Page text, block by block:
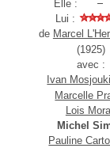
Elle :
Lui :
de Marcel
(1925)
avec :
Ivan
Marcelle
Lois
Michel
Pauline